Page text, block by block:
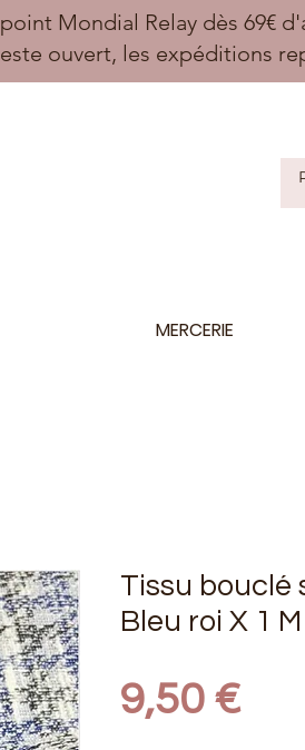
Mondial Relay dès 69€
ouvert, les expéditions
MERCERIE
Tissu bouclé
Bleu roi X 1 M
9,50 €Prix